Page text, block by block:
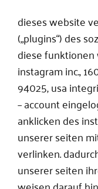
dieses website
(„plugins“) des
diese
instagram inc.,
94025, usa
– account
anklicken des
unserer seiten
verlinken.
unserer seiten